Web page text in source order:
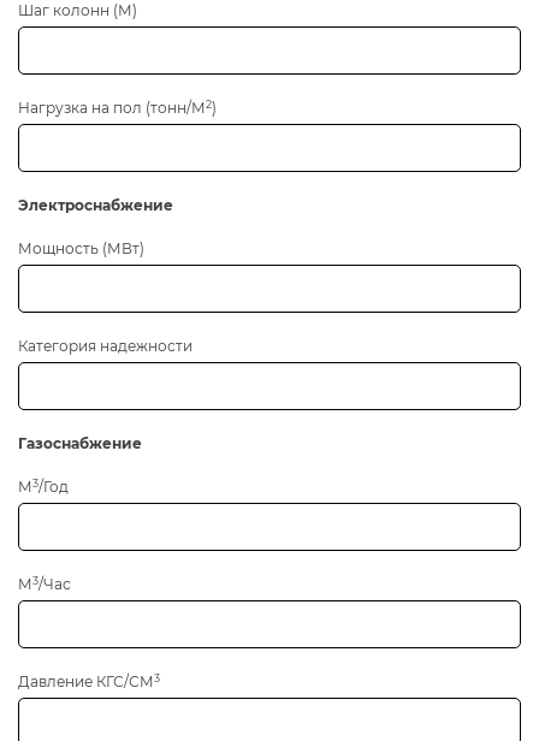
Шаг колонн (М)
Нагрузка на пол (тонн/М2)
Электроснабжение
Мощность (МВт)
Категория надежности
Газоснабжение
М3/Год
М3/Час
Давление КГС/СМ3